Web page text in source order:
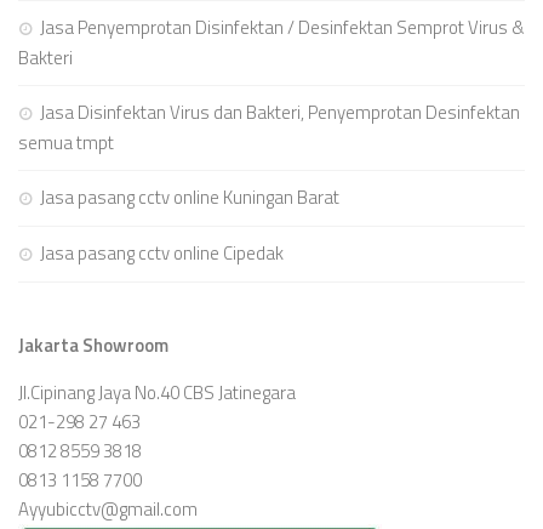
Jasa Penyemprotan Disinfektan / Desinfektan Semprot Virus &
Bakteri
Jasa Disinfektan Virus dan Bakteri, Penyemprotan Desinfektan
semua tmpt
Jasa pasang cctv online Kuningan Barat
Jasa pasang cctv online Cipedak
Jakarta Showroom
Jl.Cipinang Jaya No.40 CBS Jatinegara
021-298 27 463
0812 8559 3818
0813 1158 7700
Ayyubicctv@gmail.com